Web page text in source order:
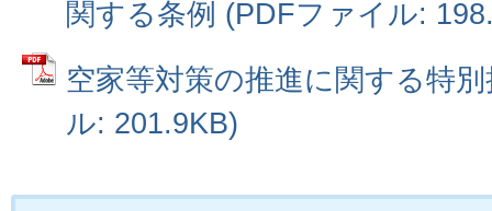
関する条例 (PDFファイル:
空家等対策の推進に関する特
ル: 201.9KB)